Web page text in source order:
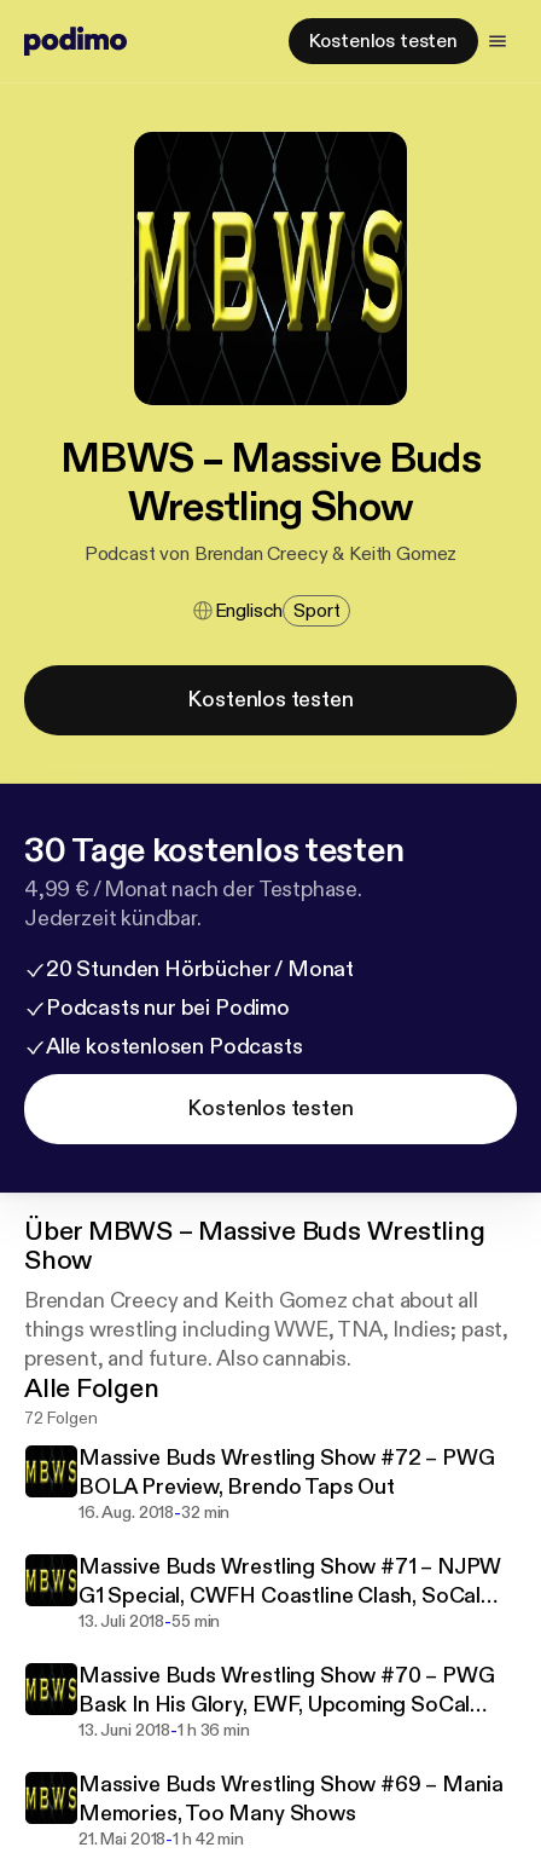
Kostenlos testen
MBWS – Massive Buds
Wrestling Show
Podcast von Brendan Creecy & Keith Gomez
Englisch Sport
Kostenlos testen
30 Tage kostenlos testen
4,99 € / Monat nach der Testphase.
Jederzeit kündbar.
20 Stunden Hörbücher / Monat
Podcasts nur bei Podimo
Alle kostenlosen Podcasts
Kostenlos testen
Über MBWS – Massive Buds Wrestling
Show
Brendan Creecy and Keith Gomez chat about all
things wrestling including WWE, TNA, Indies; past,
present, and future. Also cannabis.
Alle Folgen
72 Folgen
Massive Buds Wrestling Show #72 – PWG
BOLA Preview, Brendo Taps Out
16. Aug. 2018-32 min
Massive Buds Wrestling Show #71 – NJPW
G1 Special, CWFH Coastline Clash, SoCal
Insanity
13. Juli 2018-55 min
Massive Buds Wrestling Show #70 – PWG
Bask In His Glory, EWF, Upcoming SoCal
Shows
13. Juni 2018-1 h 36 min
Massive Buds Wrestling Show #69 – Mania
Memories, Too Many Shows
21. Mai 2018-1 h 42 min